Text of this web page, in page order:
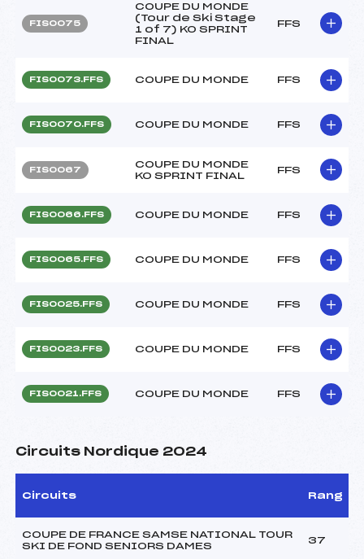
FIS0075
COUPE DU MONDE
(Tour de Ski Stage
1 of 7) KO SPRINT
FINAL
FFS
FIS0073.FFS COUPE DU MONDE FFS
FIS0070.FFS COUPE DU MONDE FFS
FIS0067
COUPE DU MONDE
KO SPRINT FINAL
FFS
FIS0066.FFS COUPE DU MONDE FFS
FIS0065.FFS COUPE DU MONDE FFS
FIS0025.FFS COUPE DU MONDE FFS
FIS0023.FFS COUPE DU MONDE FFS
FIS0021.FFS COUPE DU MONDE FFS
Circuits Nordique 2024
Circuits Rang
COUPE DE FRANCE SAMSE NATIONAL TOUR
SKI DE FOND SENIORS DAMES
37